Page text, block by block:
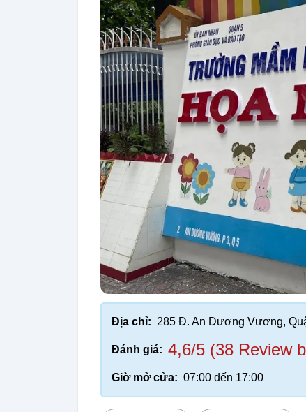
Địa chỉ: 285 Đ. An Dương Vương,
Đánh giá: 4,6/5 (38 Review
Giờ mở cửa: 07:00 đến 17:00